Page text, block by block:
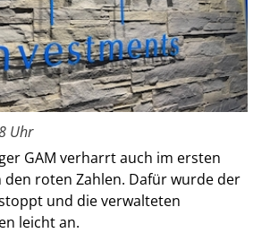
Uhr
GAM verharrt auch im ersten
den roten Zahlen. Dafür wurde der
und die verwalteten
leicht an.